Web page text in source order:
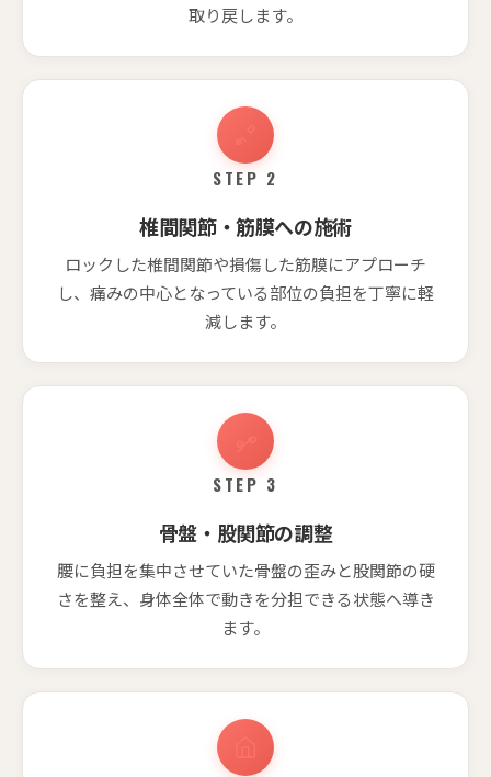
取り戻します。
STEP 2
椎間関節・筋膜への施術
ロックした椎間関節や損傷した筋膜にアプローチ
し、痛みの中心となっている部位の負担を丁寧に軽
減します。
STEP 3
骨盤・股関節の調整
腰に負担を集中させていた骨盤の歪みと股関節の硬
さを整え、身体全体で動きを分担できる状態へ導き
ます。